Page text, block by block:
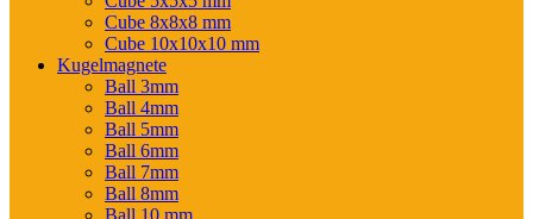
Cube 8x8x8 mm
Cube 10x10x10 mm
Kugelmagnete
Ball 3mm
Ball 4mm
Ball 5mm
Ball 6mm
Ball 7mm
Ball 8mm
Ball 10 mm